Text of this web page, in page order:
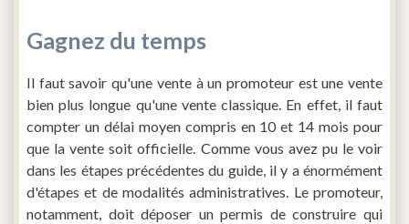
Gagnez du temps
Il faut savoir qu'une vente à un promoteur est une vente
bien plus longue qu'une vente classique. En effet, il faut
compter un délai moyen compris en 10 et 14 mois pour
que la vente soit officielle. Comme vous avez pu le voir
dans les étapes précédentes du guide, il y a énormément
d'étapes et de modalités administratives. Le promoteur,
notamment, doit déposer un permis de construire qui